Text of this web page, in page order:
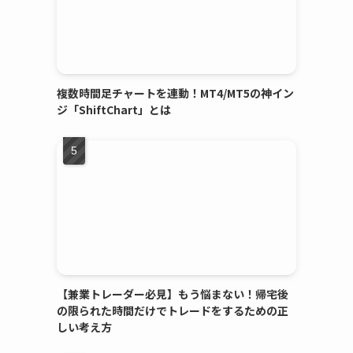
複数時間足チャートを連動！MT4/MT5の神イン
ジ「ShiftChart」とは
【兼業トレーダー必見】もう悩まない！帰宅後
の限られた時間だけでトレードをするための正
しい考え方